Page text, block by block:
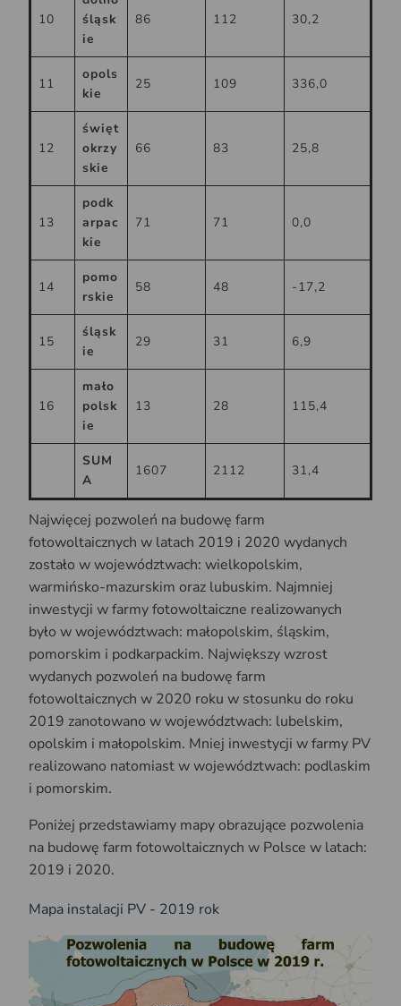
10
śląsk
ie
86 112 30,2
11
opols
kie
25 109 336,0
12
święt
okrzy
skie
66 83 25,8
13
podk
arpac
kie
71 71 0,0
14
pomo
rskie
58 48 -17,2
15
śląsk
ie
29 31 6,9
16
mało
polsk
ie
13 28 115,4
SUM
A
1607 2112 31,4
Najwięcej pozwoleń na budowę farm
fotowoltaicznych w latach 2019 i 2020 wydanych
zostało w województwach: wielkopolskim,
warmińsko-mazurskim oraz lubuskim. Najmniej
inwestycji w farmy fotowoltaiczne realizowanych
było w województwach: małopolskim, śląskim,
pomorskim i podkarpackim. Największy wzrost
wydanych pozwoleń na budowę farm
fotowoltaicznych w 2020 roku w stosunku do roku
2019 zanotowano w województwach: lubelskim,
opolskim i małopolskim. Mniej inwestycji w farmy PV
realizowano natomiast w województwach: podlaskim
i pomorskim.
Poniżej przedstawiamy mapy obrazujące pozwolenia
na budowę farm fotowoltaicznych w Polsce w latach:
2019 i 2020.
Mapa instalacji PV - 2019 rok